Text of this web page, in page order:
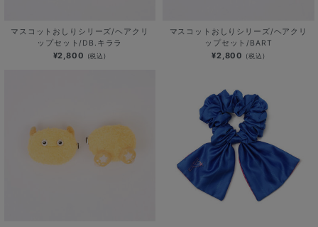
マスコットおしりシリーズ/ヘアクリ
ップセット/DB.キララ
¥2,800 (税込)
マスコットおしりシリーズ/ヘアクリ
ップセット/BART
¥2,800 (税込)